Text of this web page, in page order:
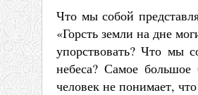
Что мы собой
«Горсть земли на дне
упорствовать? Что мы
небеса? Самое
человек не понимает,